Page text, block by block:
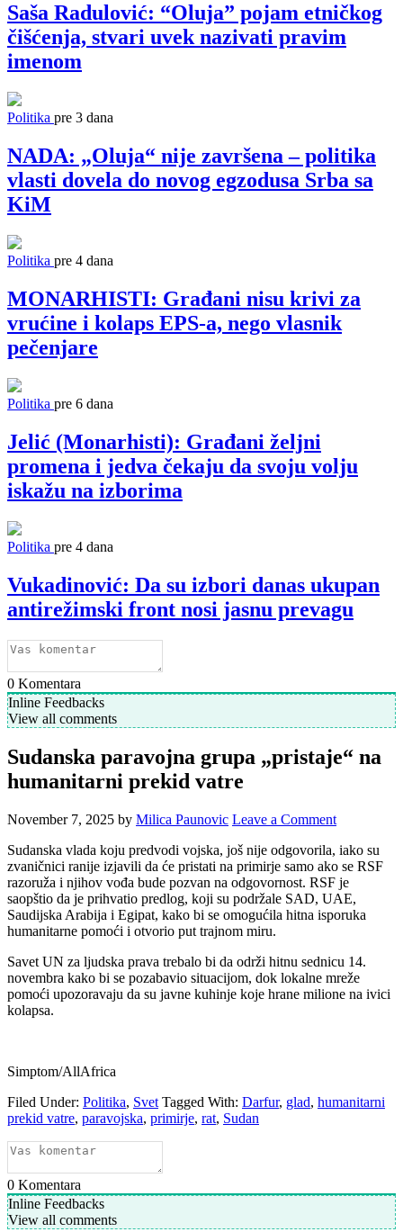
Saša Radulović: “Oluja” pojam etničkog
čišćenja, stvari uvek nazivati pravim
imenom
Politika pre 3 dana
NADA: „Oluja“ nije završena – politika
vlasti dovela do novog egzodusa Srba sa
KiM
Politika pre 4 dana
MONARHISTI: Građani nisu krivi za
vrućine i kolaps EPS-a, nego vlasnik
pečenjare
Politika pre 6 dana
Jelić (Monarhisti): Građani željni
promena i jedva čekaju da svoju volju
iskažu na izborima
Politika pre 4 dana
Vukadinović: Da su izbori danas ukupan
antirežimski front nosi jasnu prevagu
0 Komentara
Inline Feedbacks
View all comments
Sudanska paravojna grupa „pristaje“ na
humanitarni prekid vatre
November 7, 2025 by Milica Paunovic Leave a Comment
Sudanska vlada koju predvodi vojska, još nije odgovorila, iako su
zvaničnici ranije izjavili da će pristati na primirje samo ako se RSF
razoruža i njihov vođa bude pozvan na odgovornost. RSF je
saopštio da je prihvatio predlog, koji su podržale SAD, UAE,
Saudijska Arabija i Egipat, kako bi se omogućila hitna isporuka
humanitarne pomoći i otvorio put trajnom miru.
Savet UN za ljudska prava trebalo bi da održi hitnu sednicu 14.
novembra kako bi se pozabavio situacijom, dok lokalne mreže
pomoći upozoravaju da su javne kuhinje koje hrane milione na ivici
kolapsa.
Simptom/AllAfrica
Filed Under: Politika, Svet Tagged With: Darfur, glad, humanitarni
prekid vatre, paravojska, primirje, rat, Sudan
0 Komentara
Inline Feedbacks
View all comments